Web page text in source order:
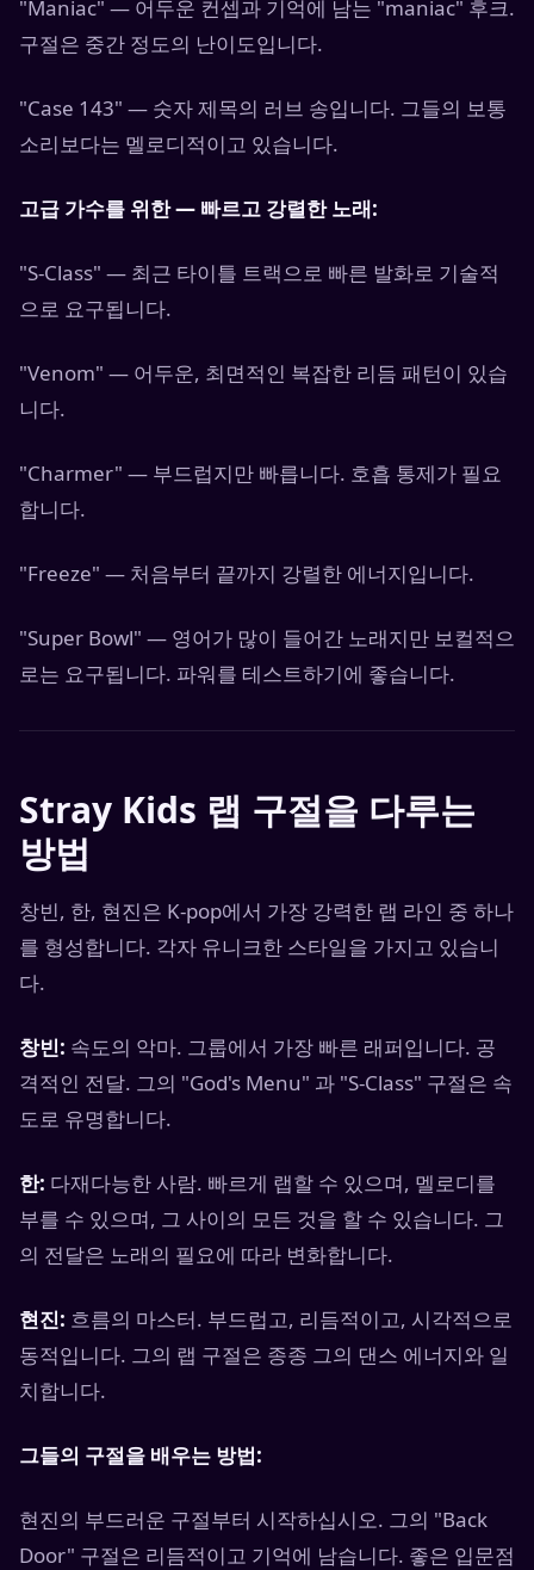
"Maniac" — 어두운 컨셉과 기억에 남는 "maniac" 후크.
구절은 중간 정도의 난이도입니다.
"Case 143" — 숫자 제목의 러브 송입니다. 그들의 보통
소리보다는 멜로디적이고 있습니다.
고급 가수를 위한 — 빠르고 강렬한 노래:
"S-Class" — 최근 타이틀 트랙으로 빠른 발화로 기술적
으로 요구됩니다.
"Venom" — 어두운, 최면적인 복잡한 리듬 패턴이 있습
니다.
"Charmer" — 부드럽지만 빠릅니다. 호흡 통제가 필요
합니다.
"Freeze" — 처음부터 끝까지 강렬한 에너지입니다.
"Super Bowl" — 영어가 많이 들어간 노래지만 보컬적으
로는 요구됩니다. 파워를 테스트하기에 좋습니다.
Stray Kids 랩 구절을 다루는
방법
창빈, 한, 현진은 K-pop에서 가장 강력한 랩 라인 중 하나
를 형성합니다. 각자 유니크한 스타일을 가지고 있습니
다.
창빈: 속도의 악마. 그룹에서 가장 빠른 래퍼입니다. 공
격적인 전달. 그의 "God's Menu" 과 "S-Class" 구절은 속
도로 유명합니다.
한: 다재다능한 사람. 빠르게 랩할 수 있으며, 멜로디를
부를 수 있으며, 그 사이의 모든 것을 할 수 있습니다. 그
의 전달은 노래의 필요에 따라 변화합니다.
현진: 흐름의 마스터. 부드럽고, 리듬적이고, 시각적으로
동적입니다. 그의 랩 구절은 종종 그의 댄스 에너지와 일
치합니다.
그들의 구절을 배우는 방법:
현진의 부드러운 구절부터 시작하십시오. 그의 "Back
Door" 구절은 리듬적이고 기억에 남습니다. 좋은 입문점